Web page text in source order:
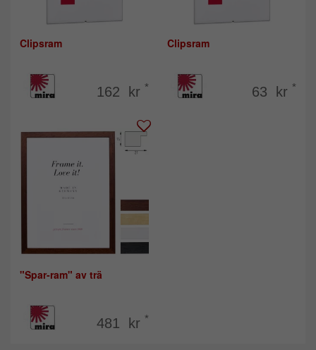
Clipsram
162 kr *
Clipsram
63 kr *
"Spar-ram" av trä
481 kr *